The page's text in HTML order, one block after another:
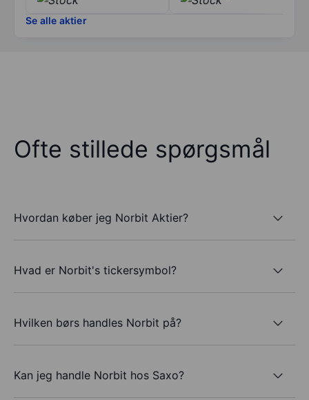
Se alle aktier
Ofte stillede spørgsmål
Hvordan køber jeg Norbit Aktier?
Hvad er Norbit's tickersymbol?
Hvilken børs handles Norbit på?
Kan jeg handle Norbit hos Saxo?